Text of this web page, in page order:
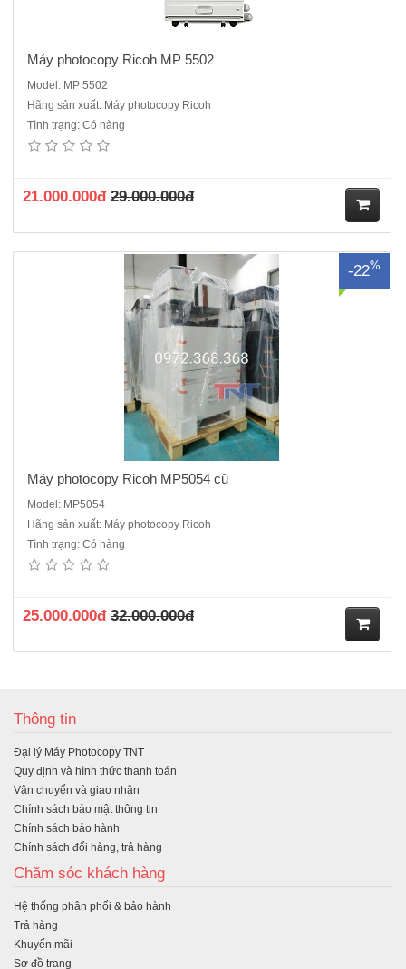
Máy photocopy Ricoh MP 5502
Model: MP 5502
Hãng sản xuất: Máy photocopy Ricoh
Tình trạng: Có hàng
21.000.000đ 29.000.000đ
ua
-22%
Máy photocopy Ricoh MP5054 - là dòng máy cũ ĐQSD nhập khẩu về
Việt NamChức năng chuẩn: Photocopy+in mạng + scan màu mạng +
Máy photocopy Ricoh MP5054 cũ
Model: MP5054
Hãng sản xuất: Máy photocopy Ricoh
Tình trạng: Có hàng
25.000.000đ 32.000.000đ
Thông tin
Đại lý Máy Photocopy TNT
Quy định và hình thức thanh toán
Vận chuyển và giao nhận
Chính sách bảo mật thông tin
Chính sách bảo hành
Chính sách đổi hàng, trả hàng
Chăm sóc khách hàng
Hệ thống phân phối & bảo hành
Trả hàng
Khuyến mãi
Sơ đồ trang